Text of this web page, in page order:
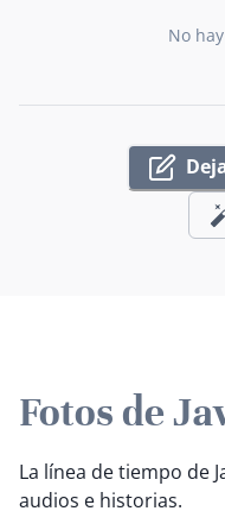
No
Fotos de
La línea de tiempo de
audios e historias.